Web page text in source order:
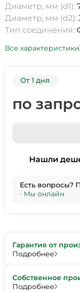
Диаметр, мм (d1):
Диаметр, мм (d2):
Тип соединения:
Все характеристики
От 1 дня
по
Нашли
Есть вопросы?
• Мы онлайн
Гарантия от
Подробнее
Собственное
Подробнее